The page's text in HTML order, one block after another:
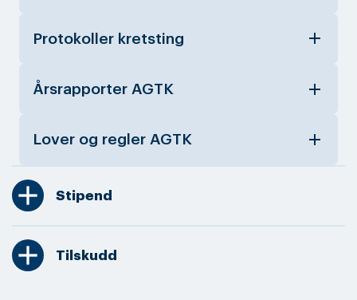
Protokoller kretsting add
Årsrapporter AGTK add
Lover og regler AGTK add
add Stipend
add Tilskudd